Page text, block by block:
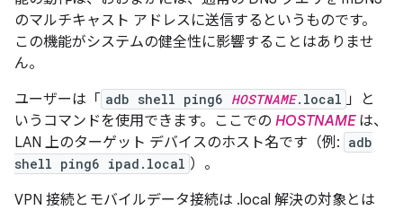
のマルチキャスト アドレスに送信するというものです。
この機能がシステムの健全性に影響することはありませ
ん。
ユーザーは「 adb shell ping6 HOSTNAME.local 」と
いうコマンドを使用できます。ここでの HOSTNAMEは、
LAN 上のターゲット デバイスのホスト名です（例: adb
shell ping6 ipad.local ）。
VPN 接続とモバイルデータ接続は .local 解決の対象とは